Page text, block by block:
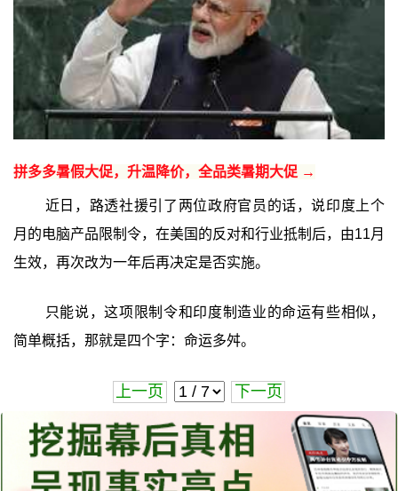
拼多多暑假大促，升温降价，全品类暑期大促 →
近日，路透社援引了两位政府官员的话，说印度上个
月的电脑产品限制令，在美国的反对和行业抵制后，由11月
生效，再次改为一年后再决定是否实施。
只能说，这项限制令和印度制造业的命运有些相似，
简单概括，那就是四个字：命运多舛。
上一页 下一页